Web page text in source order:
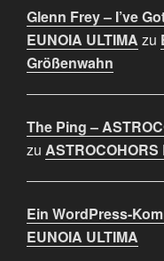
Glenn Frey – I’ve
EUNOIA ULTIMA zu
Größenwahn
The Ping –
zu ASTROCOHORS
Ein WordPress-
EUNOIA ULTIMA